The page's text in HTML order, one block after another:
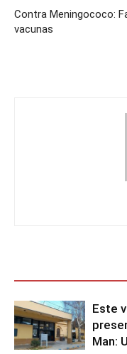
Contra Meningococo:
vacunas
Este
Man: